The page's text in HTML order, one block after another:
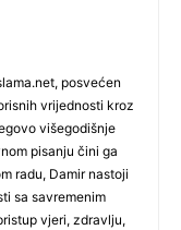
posvećen
vrijednosti kroz
višegodišnje
pisanju čini ga
radu, Damir nastoji
sa savremenim
vjeri, zdravlju,